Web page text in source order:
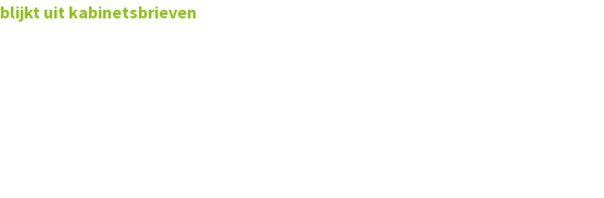
blijkt uit kabinetsbrieven